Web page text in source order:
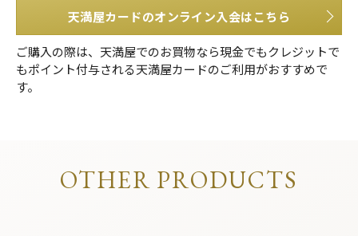
天満屋カードのオンライン入会はこちら
ご購入の際は、天満屋でのお買物なら現金でもクレジットで
もポイント付与される天満屋カードのご利用がおすすめで
す。
OTHER PRODUCTS